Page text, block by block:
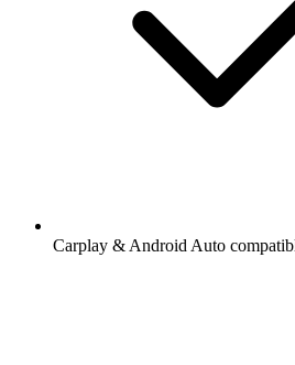
Carplay & Android Auto